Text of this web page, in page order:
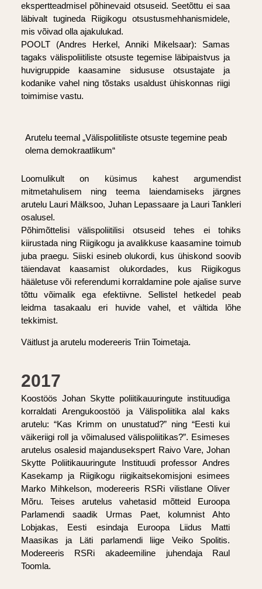
ekspertteadmisel põhinevaid otsuseid. Seetõttu ei saa
läbivalt tugineda Riigikogu otsustusmehhanismidele,
mis võivad olla ajakulukad.
POOLT (Andres Herkel, Anniki Mikelsaar): Samas
tagaks välispoliitiliste otsuste tegemise läbipaistvus ja
huvigruppide kaasamine sidususe otsustajate ja
kodanike vahel ning tõstaks usaldust ühiskonnas riigi
toimimise vastu.
Arutelu teemal „Välispoliitiliste otsuste tegemine peab
olema demokraatlikum“
Loomulikult on küsimus kahest argumendist
mitmetahulisem ning teema laiendamiseks järgnes
arutelu Lauri Mälksoo, Juhan Lepassaare ja Lauri Tankleri
osalusel.
Põhimõttelisi välispoliitilisi otsuseid tehes ei tohiks
kiirustada ning Riigikogu ja avalikkuse kaasamine toimub
juba praegu. Siiski esineb olukordi, kus ühiskond soovib
täiendavat kaasamist olukordades, kus Riigikogus
hääletuse või referendumi korraldamine pole ajalise surve
tõttu võimalik ega efektiivne. Sellistel hetkedel peab
leidma tasakaalu eri huvide vahel, et vältida lõhe
tekkimist.
Väitlust ja arutelu modereeris Triin Toimetaja.
2017
Koostöös Johan Skytte poliitikauuringute instituudiga
korraldati Arengukoostöö ja Välispoliitika alal kaks
arutelu: “Kas Krimm on unustatud?” ning “Eesti kui
väikeriigi roll ja võimalused välispoliitikas?”. Esimeses
arutelus osalesid majandusekspert Raivo Vare, Johan
Skytte Poliitikauuringute Instituudi professor Andres
Kasekamp ja Riigikogu riigikaitsekomisjoni esimees
Marko Mihkelson, modereeris RSRi vilistlane Oliver
Mõru. Teises arutelus vahetasid mõtteid Euroopa
Parlamendi saadik Urmas Paet, kolumnist Ahto
Lobjakas, Eesti esindaja Euroopa Liidus Matti
Maasikas ja Läti parlamendi liige Veiko Spolitis.
Modereeris RSRi akadeemiline juhendaja Raul
Toomla.